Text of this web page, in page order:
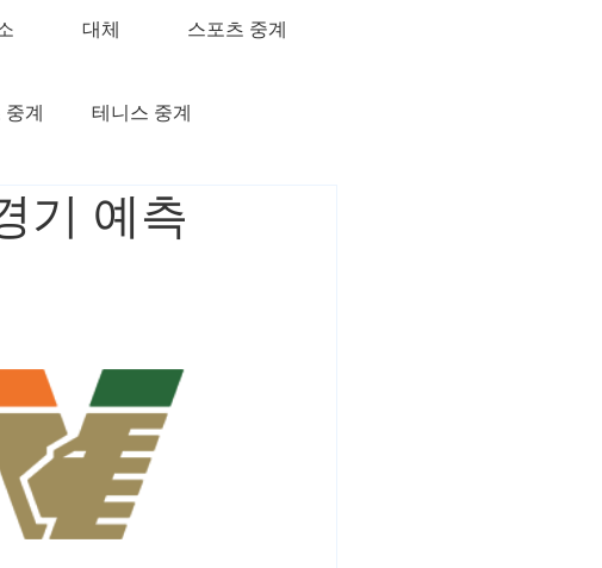
대체 스포츠 중계
중계 테니스 중계
기 예측